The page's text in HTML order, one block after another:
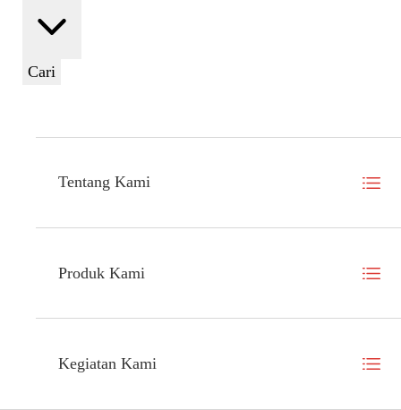
Cari
Tentang Kami
Produk Kami
Kegiatan Kami